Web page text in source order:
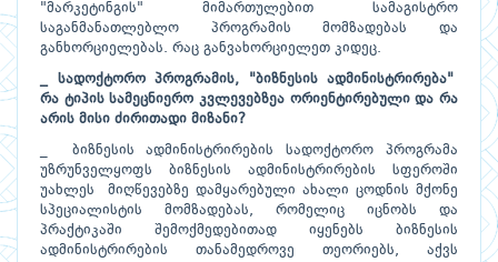
"მარკეტინგის" მიმართულებით სამაგისტრო
საგანმანათლებლო პრო­გ­რა­მის მომზადებას და
განხორციელებას. რაც განვახორციელეთ კიდეც.
_ სადოქტორო პროგრამის, "ბიზნესის ადმინისტრირება"
რა ტიპის სამეცნიერო კვლევებზეა ორიენტირებული და რა
არის მისი ძირითადი მიზანი?
_ ბიზნესის ადმინისტრირების სადოქტორო პროგრამა
უზრუნველყოფს ბიზნესის ადმინისტრირების სფეროში
უახლეს მიღწევებზე დამყარებული ახალი ცოდნის მქონე
სპეციალისტის მომზადებას, რომელიც იცნობს და
პრაქტიკაში შემოქმედებითად იყენებს ბიზნესის
ადმინისტრირების თანამედროვე თეორიებს, აქვს